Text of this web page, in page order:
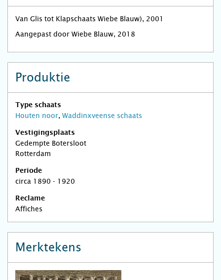
Van Glis tot Klapschaats Wiebe Blauw), 2001
Aangepast door Wiebe Blauw, 2018
Produktie
Type schaats
Houten noor, Waddinxveense schaats
Vestigingsplaats
Gedempte Botersloot
Rotterdam
Periode
circa 1890 - 1920
Reclame
Affiches
Merktekens